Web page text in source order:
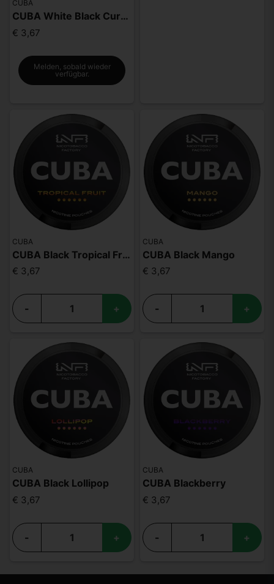
CUBA
CUBA White Black Currunt
€ 3,67
Melden, sobald wieder
verfügbar.
CUBA
CUBA Black Tropical Fruit
€ 3,67
- +
CUBA
CUBA Black Mango
€ 3,67
- +
CUBA
CUBA Black Lollipop
€ 3,67
- +
CUBA
CUBA Blackberry
€ 3,67
- +